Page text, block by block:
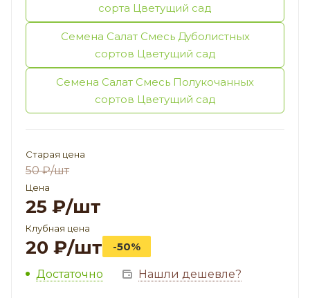
сорта Цветущий сад
Семена Салат Смесь Дуболистных
сортов Цветущий сад
Семена Салат Смесь Полукочанных
сортов Цветущий сад
Старая цена
50₽/шт
Цена
25 ₽/шт
Клубная цена
20 ₽/шт -50%
Достаточно Нашли дешевле?